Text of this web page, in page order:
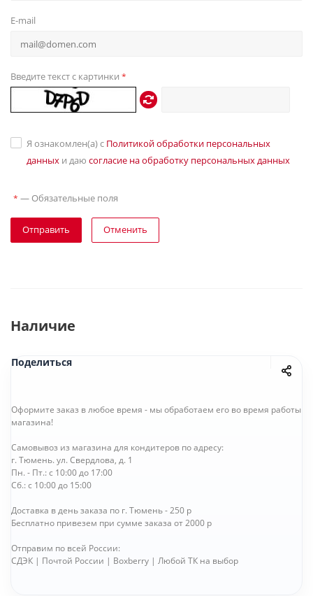
E-mail
Введите текст с картинки *
Я ознакомлен(а) с Политикой обработки персональных
данных и даю согласие на обработку персональных данных
* — Обязательные поля
Отправить Отменить
Наличие
Поделиться
Оформите заказ в любое время - мы обработаем его во время работы
магазина!
Самовывоз из магазина для кондитеров по адресу:
г. Тюмень. ул. Свердлова, д. 1
Пн. - Пт.: с 10:00 до 17:00
Сб.: с 10:00 до 15:00
Доставка в день заказа по г. Тюмень - 250 р
Бесплатно привезем при сумме заказа от 2000 р
Отправим по всей России:
СДЭК | Почтой России | Boxberry | Любой ТК на выбор